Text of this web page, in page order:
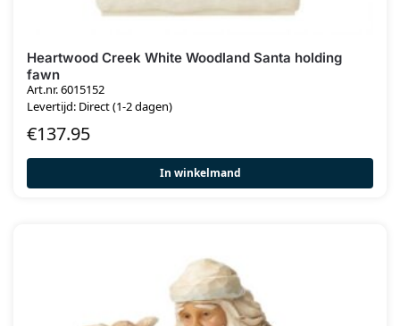
Heartwood Creek White Woodland Santa holding
fawn
Art.nr. 6015152
Levertijd: Direct (1-2 dagen)
€137.95
In winkelmand